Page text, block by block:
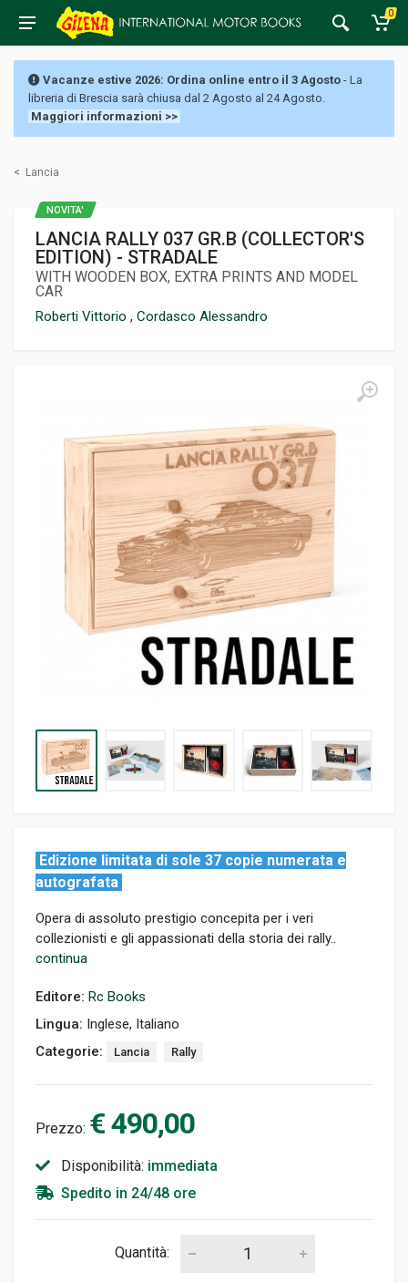
0
Vacanze estive 2026: Ordina online entro il 3 Agosto - La
libreria di Brescia sarà chiusa dal 2 Agosto al 24 Agosto.
Maggiori informazioni >>
< Lancia
LANCIA RALLY 037 GR.B (COLLECTOR'S
EDITION) - STRADALE
WITH WOODEN BOX, EXTRA PRINTS AND MODEL
CAR
Roberti Vittorio , Cordasco Alessandro
Edizione limitata di sole 37 copie numerata e
autografata
Opera di assoluto prestigio concepita per i veri
collezionisti e gli appassionati della storia dei rally..
continua
Editore: Rc Books
Lingua: Inglese, Italiano
Categorie:
Lancia Rally
NOVITA'
Prezzo: € 490,00
Disponibilità: immediata
Spedito in 24/48 ore
Quantità: